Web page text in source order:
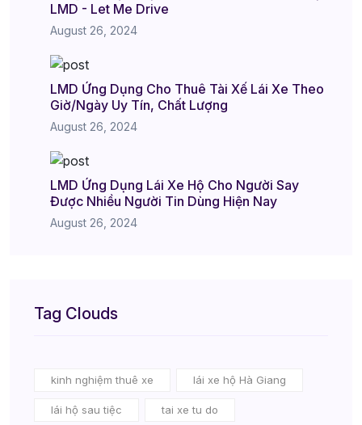
LMD - Let Me Drive
August 26, 2024
LMD Ứng Dụng Cho Thuê Tài Xế Lái Xe Theo
Giờ/Ngày Uy Tín, Chất Lượng
August 26, 2024
LMD Ứng Dụng Lái Xe Hộ Cho Người Say
Được Nhiều Người Tin Dùng Hiện Nay
August 26, 2024
Tag Clouds
kinh nghiệm thuê xe lái xe hộ Hà Giang
lái hộ sau tiệc tai xe tu do